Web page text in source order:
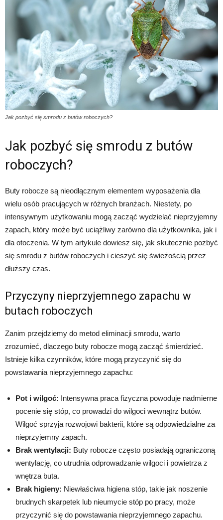
Jak pozbyć się smrodu z butów roboczych?
Jak pozbyć się smrodu z butów
roboczych?
Buty robocze są nieodłącznym elementem wyposażenia dla
wielu osób pracujących w różnych branżach. Niestety, po
intensywnym użytkowaniu mogą zacząć wydzielać nieprzyjemny
zapach, który może być uciążliwy zarówno dla użytkownika, jak i
dla otoczenia. W tym artykule dowiesz się, jak skutecznie pozbyć
się smrodu z butów roboczych i cieszyć się świeżością przez
dłuższy czas.
Przyczyny nieprzyjemnego zapachu w
butach roboczych
Zanim przejdziemy do metod eliminacji smrodu, warto
zrozumieć, dlaczego buty robocze mogą zacząć śmierdzieć.
Istnieje kilka czynników, które mogą przyczynić się do
powstawania nieprzyjemnego zapachu:
Pot i wilgoć: Intensywna praca fizyczna powoduje nadmierne
pocenie się stóp, co prowadzi do wilgoci wewnątrz butów.
Wilgoć sprzyja rozwojowi bakterii, które są odpowiedzialne za
nieprzyjemny zapach.
Brak wentylacji: Buty robocze często posiadają ograniczoną
wentylację, co utrudnia odprowadzanie wilgoci i powietrza z
wnętrza buta.
Brak higieny: Niewłaściwa higiena stóp, takie jak noszenie
brudnych skarpetek lub nieumycie stóp po pracy, może
przyczynić się do powstawania nieprzyjemnego zapachu.